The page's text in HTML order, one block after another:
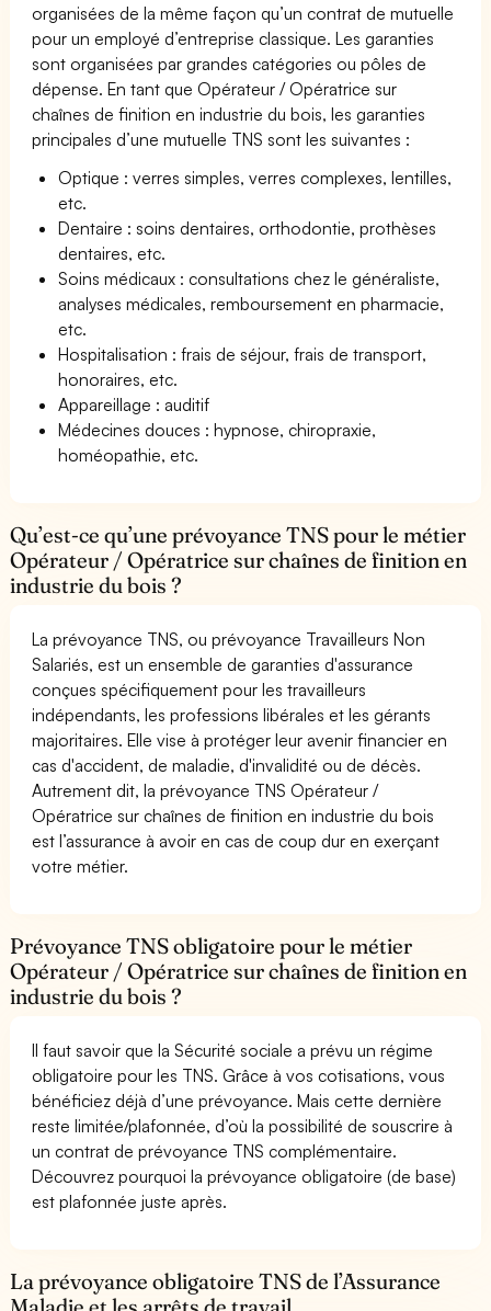
organisées de la même façon qu’un contrat de mutuelle
pour un employé d’entreprise classique. Les garanties
sont organisées par grandes catégories ou pôles de
dépense. En tant que Opérateur / Opératrice sur
chaînes de finition en industrie du bois, les garanties
principales d’une mutuelle TNS sont les suivantes :
Optique : verres simples, verres complexes, lentilles,
etc.
Dentaire : soins dentaires, orthodontie, prothèses
dentaires, etc.
Soins médicaux : consultations chez le généraliste,
analyses médicales, remboursement en pharmacie,
etc.
Hospitalisation : frais de séjour, frais de transport,
honoraires, etc.
Appareillage : auditif
Médecines douces : hypnose, chiropraxie,
homéopathie, etc.
Qu’est-ce qu’une prévoyance TNS pour le métier
Opérateur / Opératrice sur chaînes de finition en
industrie du bois ?
La prévoyance TNS, ou prévoyance Travailleurs Non
Salariés, est un ensemble de garanties d'assurance
conçues spécifiquement pour les travailleurs
indépendants, les professions libérales et les gérants
majoritaires. Elle vise à protéger leur avenir financier en
cas d'accident, de maladie, d'invalidité ou de décès.
Autrement dit, la prévoyance TNS Opérateur /
Opératrice sur chaînes de finition en industrie du bois
est l’assurance à avoir en cas de coup dur en exerçant
votre métier.
Prévoyance TNS obligatoire pour le métier
Opérateur / Opératrice sur chaînes de finition en
industrie du bois ?
Il faut savoir que la Sécurité sociale a prévu un régime
obligatoire pour les TNS. Grâce à vos cotisations, vous
bénéficiez déjà d’une prévoyance. Mais cette dernière
reste limitée/plafonnée, d’où la possibilité de souscrire à
un contrat de prévoyance TNS complémentaire.
Découvrez pourquoi la prévoyance obligatoire (de base)
est plafonnée juste après.
La prévoyance obligatoire TNS de l’Assurance